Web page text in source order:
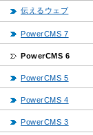
伝えるウェブ
PowerCMS 7
PowerCMS 6
PowerCMS 5
PowerCMS 4
PowerCMS 3